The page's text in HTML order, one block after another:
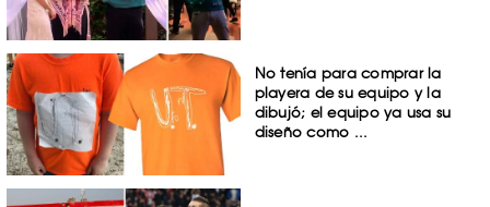
No tenía para comprar la
playera de su equipo y la
dibujó; el equipo ya usa su
diseño como ...